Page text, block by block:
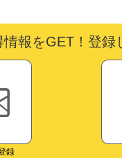
情報をGET！登録
録